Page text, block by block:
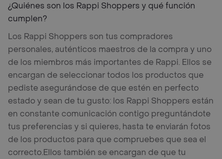
¿Quiénes son los Rappi Shoppers y qué función
cumplen?
Los Rappi Shoppers son tus compradores
personales, auténticos maestros de la compra y uno
de los miembros más importantes de Rappi. Ellos se
encargan de seleccionar todos los productos que
pediste asegurándose de que estén en perfecto
estado y sean de tu gusto: los Rappi Shoppers están
en constante comunicación contigo preguntándote
tus preferencias y si quieres, hasta te enviarán fotos
de los productos para que compruebes que sea el
correcto.Ellos también se encargan de que tu